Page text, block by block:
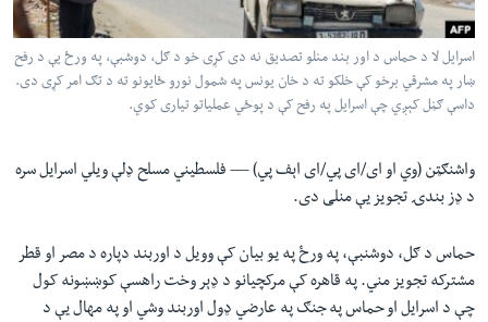
دلته
مخکې
مرکزي
واوړئ
اداریه
Learning English
اسرایل لا د حماس د اور بند منلو تصدیق نه دی کړی خو د ګل، دوشبې، په ورځ يې د رفح
ښار په مشرقي برخو کې خلکو ته د خان یونس په شمول نورو ځایونو ته د تګ امر کړی دی.
داسې ګڼل کېږي چې اسرایل په رفح کې د پوځي عملیاتو تیاری کوي.
واشنګټن (وي او ای/ای پي/ای اېف پي) — فلسطيني مسلح ډلې ویلي اسرایل سره
د ډز بندۍ تجویز يې منلی دی.
حماس د ګل، دوشنبې، په ورځ په یو بیان کې وویل د اوربند دپاره د مصر او قطر
مشترکه تجویز مني. په قاهره کې مرکچیانو د ډېر وخت راهسې کوښښونه کول
چې د اسرایل او حماس په جنګ په عارضي ډول اوربند وشي او په مهال يې د